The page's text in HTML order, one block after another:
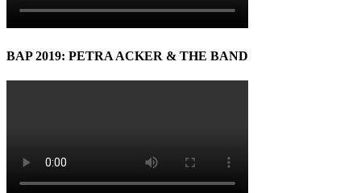
BAP 2019: PETRA ACKER & THE BAND